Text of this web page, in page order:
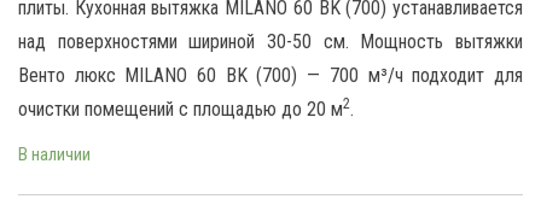
плиты. Кухонная вытяжка MILANO 60 BK (700) устанавливается
над поверхностями шириной 30-50 см. Мощность вытяжки
Венто люкс MILANO 60 BK (700) — 700 м³/ч подходит для
очистки помещений с площадью до 20 м2.
В наличии